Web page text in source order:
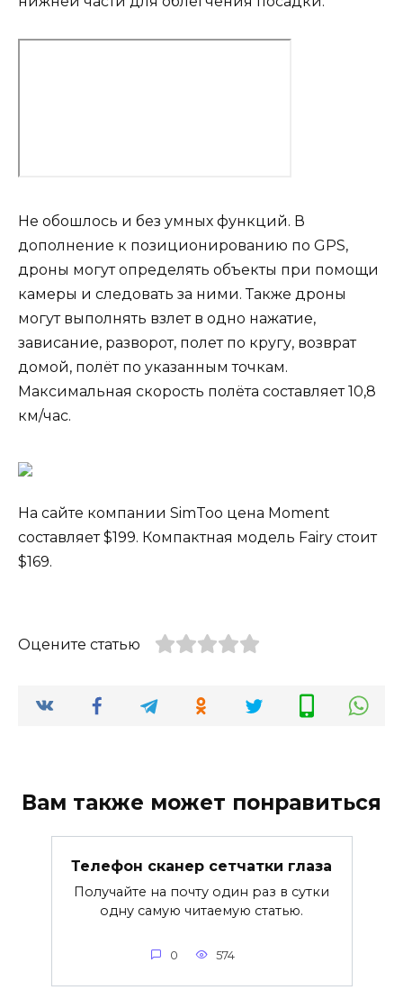
Не обошлось и без умных функций. В
дополнение к позиционированию по GPS,
дроны могут определять объекты при помощи
камеры и следовать за ними. Также дроны
могут выполнять взлет в одно нажатие,
зависание, разворот, полет по кругу, возврат
домой, полёт по указанным точкам.
Максимальная скорость полёта составляет 10,8
км/час.
На сайте компании SimToo цена Moment
составляет $199. Компактная модель Fairy стоит
$169.
Оцените статью
Вам также может понравиться
Телефон сканер сетчатки глаза
Получайте на почту один раз в сутки
одну самую читаемую статью.
0 574